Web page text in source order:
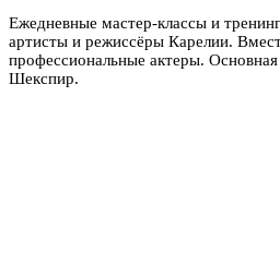
Ежедневные мастер-классы и
артисты и режиссёры Карелии.
профессиональные актеры.
Шекспир.